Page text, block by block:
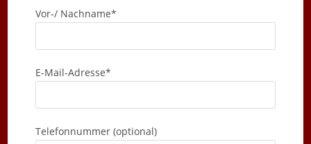
Vor-/ Nachname*
E-Mail-Adresse*
Telefonnummer (optional)